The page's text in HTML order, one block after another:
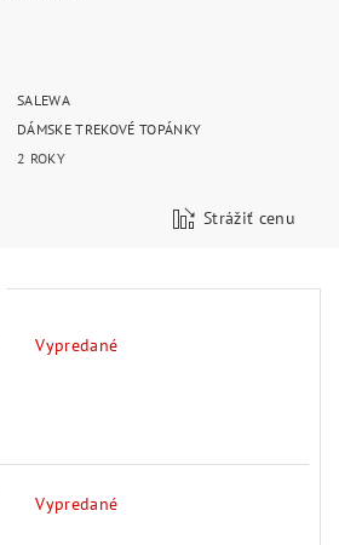
SALEWA
DÁMSKE TREKOVÉ TOPÁNKY
2 ROKY
Strážiť cenu
Vypredané
Vypredané